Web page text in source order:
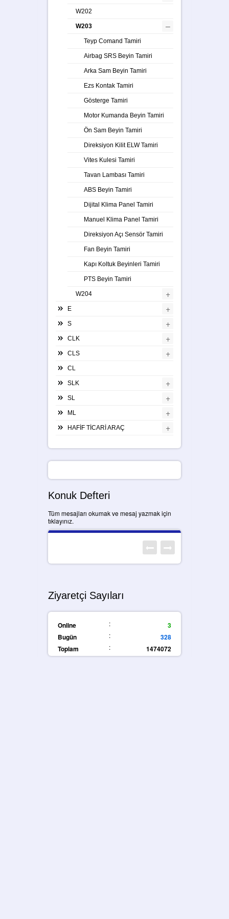
W202
W203 –
Teyp Comand Tamiri
Airbag SRS Beyin Tamiri
Arka Sam Beyin Tamiri
Ezs Kontak Tamiri
Gösterge Tamiri
Motor Kumanda Beyin Tamiri
Ön Sam Beyin Tamiri
Direksiyon Kilit ELW Tamiri
Vites Kulesi Tamiri
Tavan Lambası Tamiri
ABS Beyin Tamiri
Dijital Klima Panel Tamiri
Manuel Klima Panel Tamiri
Direksiyon Açı Sensör Tamiri
Fan Beyin Tamiri
Kapı Koltuk Beyinleri Tamiri
PTS Beyin Tamiri
W204 +
E +
S +
CLK +
CLS +
CL
SLK +
SL +
ML +
HAFİF TİCARİ ARAÇ +
Konuk Defteri
Tüm mesajları okumak ve mesaj yazmak için
tıklayınız.
Ziyaretçi Sayıları
Online :
3
Bugün
:
328
Toplam
: 1474072